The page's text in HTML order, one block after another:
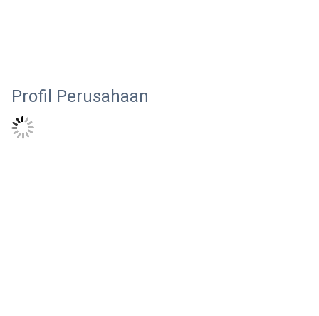
Profil Perusahaan